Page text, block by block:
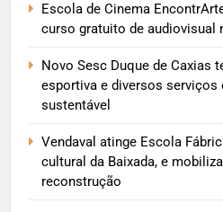
Escola de Cinema
curso gratuito de audiovisual
Novo Sesc Duque de Caxias
esportiva e diversos
sustentável
Vendaval atinge Escola
cultural da Baixada, e
reconstrução